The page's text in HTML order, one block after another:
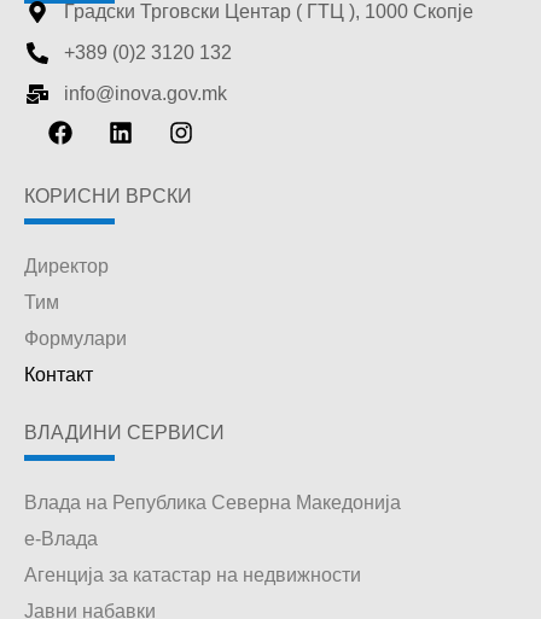
Градски Трговски Центар ( ГТЦ ), 1000 Скопје
+389 (0)2 3120 132
info@inova.gov.mk
КОРИСНИ ВРСКИ
Директор
Тим
Формулари
Контакт
ВЛАДИНИ СЕРВИСИ
Влада на Република Северна Македонија
е-Влада
Агенција за катастар на недвижности
Јавни набавки